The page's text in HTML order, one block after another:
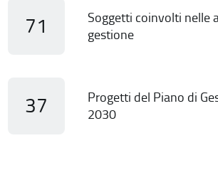
71
Soggetti coinvolti nelle
gestione
37
Progetti del Piano di
2030